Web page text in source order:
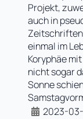
Projekt,
auch in
einmal im
Koryphäe
nicht sogar
Sonne
2023-